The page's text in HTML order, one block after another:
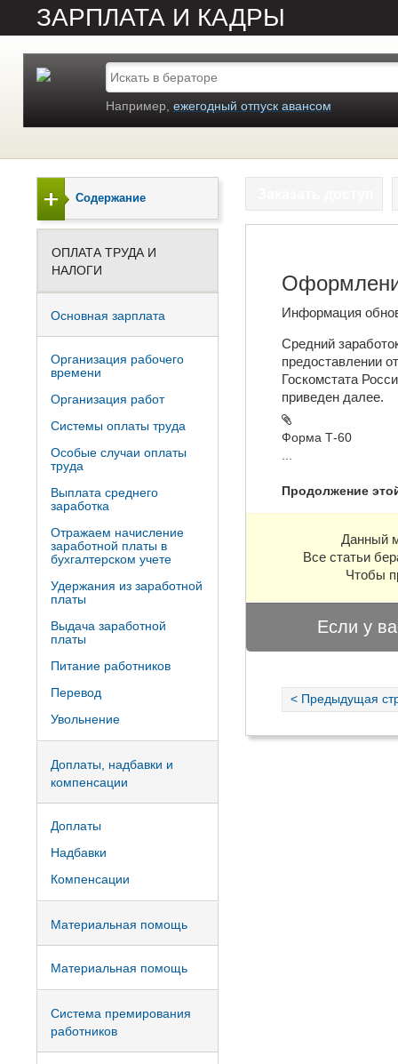
ЗАРПЛАТА И КАДРЫ
Например, ежегодный отпуск авансом
Информация
Средний
предоставлении
Госкомстата
приведен далее.
Форма Т-60
Продолжение
Данный
Все статьи
Чтобы
Если у
< Предыдущая
Содержание
ОПЛАТА ТРУДА И
НАЛОГИ
Основная зарплата
Организация рабочего
времени
Организация работ
Системы оплаты труда
Особые случаи оплаты
труда
Выплата среднего
заработка
Отражаем начисление
заработной платы в
бухгалтерском учете
Удержания из заработной
платы
Выдача заработной
платы
Питание работников
Перевод
Увольнение
Доплаты, надбавки и
компенсации
Доплаты
Надбавки
Компенсации
Материальная помощь
Материальная помощь
Система премирования
работников